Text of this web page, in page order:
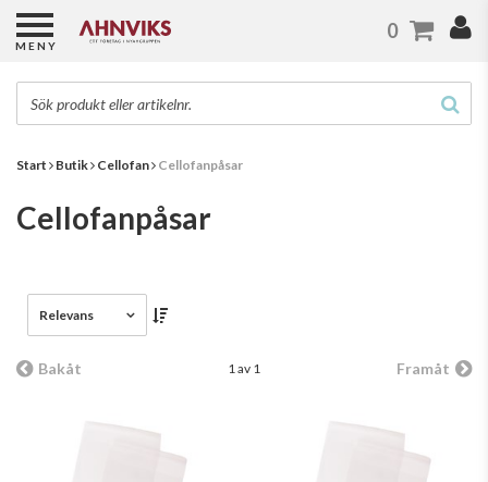
Start Butik Cellofan Cellofanpåsar
Cellofanpåsar
Relevans
Bakåt 1 av 1 Framåt
MENY
0